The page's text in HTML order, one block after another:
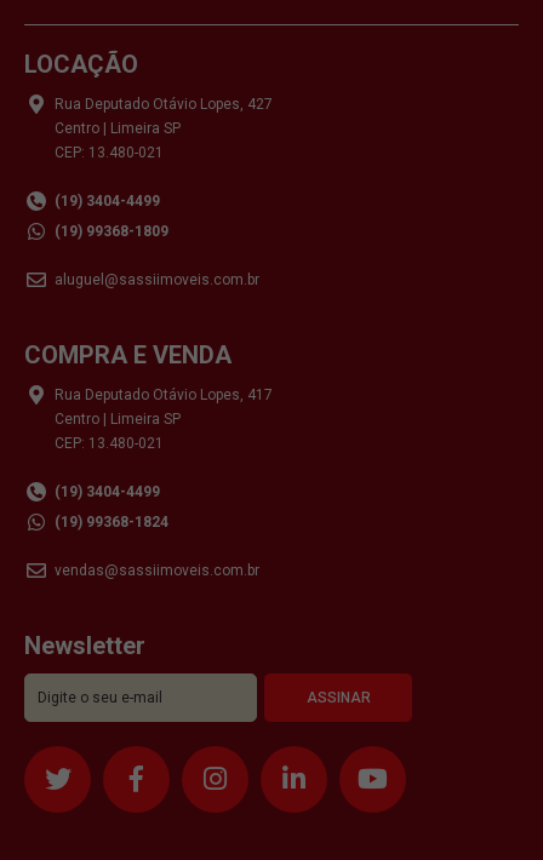
LOCAÇÃO
Rua Deputado Otávio Lopes, 427
Centro | Limeira SP
CEP: 13.480-021
(19) 3404-4499
(19) 99368-1809
aluguel@sassiimoveis.com.br
COMPRA E VENDA
Rua Deputado Otávio Lopes, 417
Centro | Limeira SP
CEP: 13.480-021
(19) 3404-4499
(19) 99368-1824
vendas@sassiimoveis.com.br
Newsletter